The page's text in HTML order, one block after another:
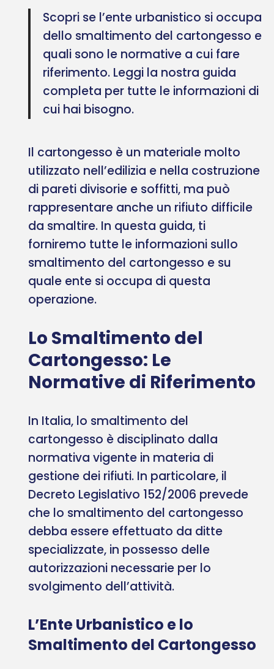
Scopri se l’ente urbanistico si occupa
dello smaltimento del cartongesso e
quali sono le normative a cui fare
riferimento. Leggi la nostra guida
completa per tutte le informazioni di
cui hai bisogno.
Il cartongesso è un materiale molto
utilizzato nell’edilizia e nella costruzione
di pareti divisorie e soffitti, ma può
rappresentare anche un rifiuto difficile
da smaltire. In questa guida, ti
forniremo tutte le informazioni sullo
smaltimento del cartongesso e su
quale ente si occupa di questa
operazione.
Lo Smaltimento del
Cartongesso: Le
Normative di Riferimento
In Italia, lo smaltimento del
cartongesso è disciplinato dalla
normativa vigente in materia di
gestione dei rifiuti. In particolare, il
Decreto Legislativo 152/2006 prevede
che lo smaltimento del cartongesso
debba essere effettuato da ditte
specializzate, in possesso delle
autorizzazioni necessarie per lo
svolgimento dell’attività.
L’Ente Urbanistico e lo
Smaltimento del Cartongesso